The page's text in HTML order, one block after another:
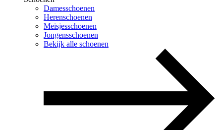
Damesschoenen
Herenschoenen
Meisjesschoenen
Jongensschoenen
Bekijk alle schoenen